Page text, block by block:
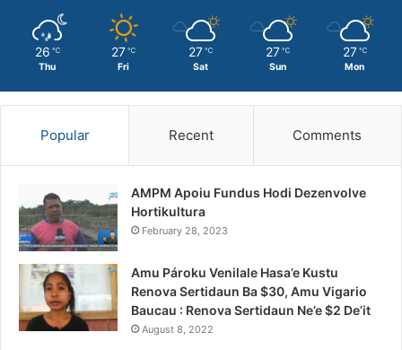
26 ℃
Thu
27 ℃
Fri
27 ℃
Sat
27 ℃
Sun
27 ℃
Mon
Popular Recent Comments
AMPM Apoiu Fundus Hodi Dezenvolve
Hortikultura
February 28, 2023
Amu Pároku Venilale Hasa’e Kustu
Renova Sertidaun Ba $30, Amu Vigario
Baucau : Renova Sertidaun Ne’e $2 De’it
August 8, 2022